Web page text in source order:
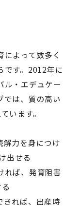
よって数多く
です。2012年に
ル・エデュケー
では、質の高い
います。
解力を身につけ
出せる
れば、発育阻害
きれば、出産時